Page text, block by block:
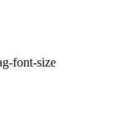
font-size